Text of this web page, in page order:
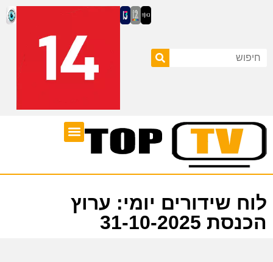
לוח שידורים יומי: ערוץ
הכנסת 31-10-2025